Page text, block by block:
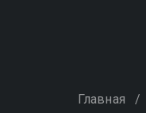
Главная /